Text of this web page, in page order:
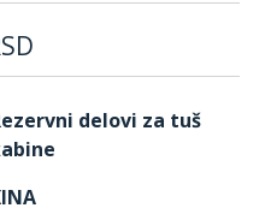
delovi za tuš